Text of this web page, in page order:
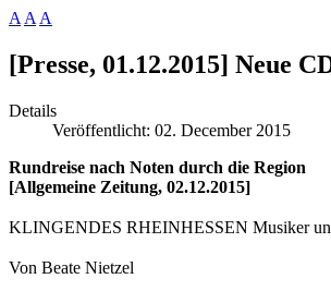
AAA
[Presse, 01.12.2015] Neue
Details
Veröffentlicht: 02. December 2015
Rundreise nach Noten durch die Region
[Allgemeine Zeitung, 02.12.2015]
KLINGENDES RHEINHESSEN Musiker
Von Beate Nietzel